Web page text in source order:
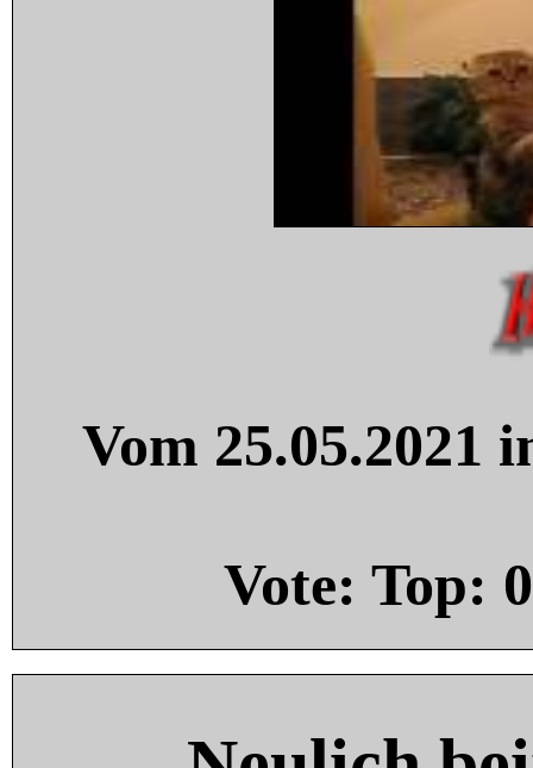
Vom 25.05.2021
Vote: Top: 0